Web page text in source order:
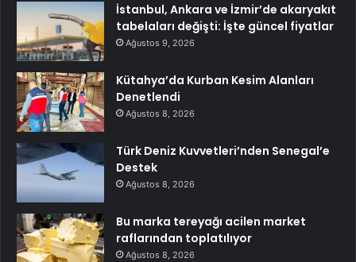
İstanbul, Ankara ve İzmir’de akaryakıt
tabelaları değişti: İşte güncel fiyatlar
Ağustos 9, 2026
Kütahya’da Kurban Kesim Alanları
Denetlendi
Ağustos 8, 2026
Türk Deniz Kuvvetleri’nden Senegal’e
Destek
Ağustos 8, 2026
Bu marka tereyağı acilen market
raflarından toplatılıyor
Ağustos 8, 2026